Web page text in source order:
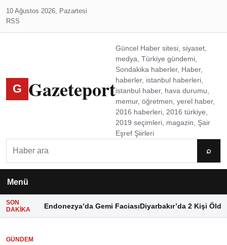
10 Ağustos 2026, Pazartesi
RSS
G Gazeteport
Güncel Haber sitesi, siyaset,
medya, Türkiye gündemi,
Sondakika haberler, Haber,
haberler, istanbul haberleri,
istanbul haber, hava durumu,
memur, öğretmen, yerel haber,
2016 haberleri, 2016 türkiye,
2019 seçimleri, magazin, Şair
Eşref Şiirleri
⌕
Menü
SON
DAKIKA
Endonezya’da Gemi FaciasıDiyarbakır’da 2 Kişi Öldü
GÜNDEM